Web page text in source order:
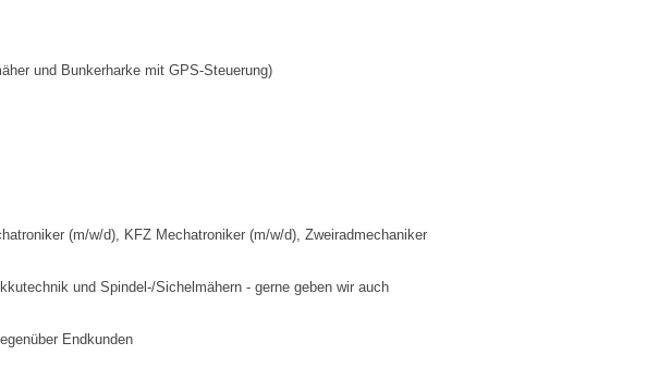
und Bunkerharke mit GPS-Steuerung)
(m/w/d), KFZ Mechatroniker (m/w/d), Zweiradmechaniker
und Spindel-/Sichelmähern - gerne geben wir auch
Endkunden